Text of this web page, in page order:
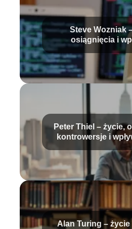
Steve Wozniak
osiągnięcia i
technologię
Peter Thiel – życie,
kontrowersje i
Alan Turing –